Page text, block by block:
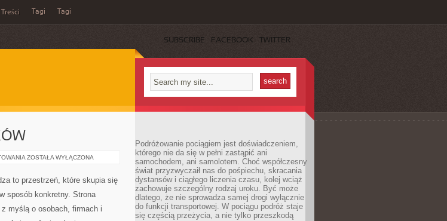
Tagi Tagi
SUBSCRIBE FACEBOOK TWITTER
PORADNIKI
ZOSTAŁA WYŁĄCZONA
to przestrzeń, które skupia się
sposób konkretny. Strona
z myślą o osobach, firmach i
Podróżowanie pociągiem jest doświadczeniem,
którego nie da się w pełni zastąpić ani
samochodem, ani samolotem. Choć współczesny
świat przyzwyczaił nas do pośpiechu, skracania
dystansów i ciągłego liczenia czasu, kolej wciąż
zachowuje szczególny rodzaj uroku. Być może
dlatego, że nie sprowadza samej drogi wyłącznie
do funkcji transportowej. W pociągu podróż staje
się częścią przeżycia, a nie tylko przeszkodą